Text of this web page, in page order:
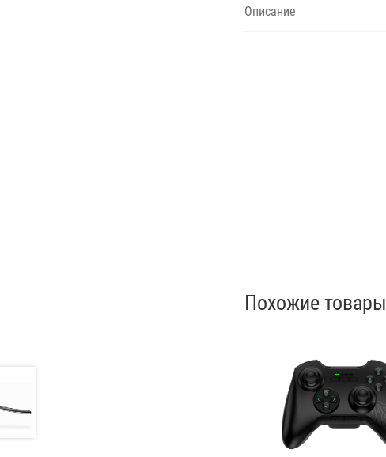
Описание
Похожие товары